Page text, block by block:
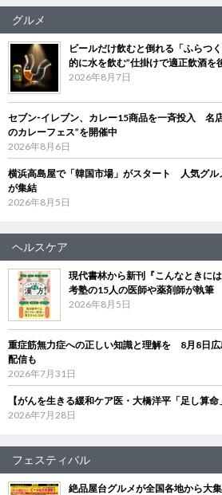
グルメ
ビールだけ飲むと倒れる「ふらつ
的に水を飲む”仕掛けで適正飲酒を
2026年8月7日
セブン‐イレブン、カレー15商品を一斉投入 名
のカレーフェス”を開催中
2026年8月6日
横浜高島屋で「韓国市場」がスタート 人気グル
が集結
2026年8月5日
ヘルスケア
現代書林から新刊『こんなときに
考塾の15人の医師や薬剤師が執筆
2026年8月5日
重症筋無力症への正しい知識と理解を 8月8日
配信も
2026年7月31日
【がんを生きる緩和ケア医・大橋洋平「足し算
2026年7月28日
フェスティバル
絶品屋台グルメが全国各地から大